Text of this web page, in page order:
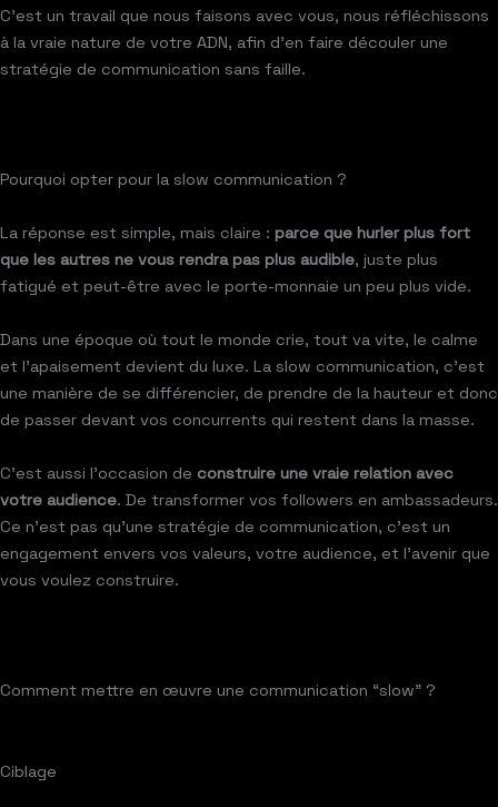
C’est un travail que nous faisons avec vous, nous réfléchissons
à la vraie nature de votre ADN, afin d’en faire découler une
stratégie de communication sans faille.
Pourquoi opter pour la slow communication ?
La réponse est simple, mais claire : parce que hurler plus fort
que les autres ne vous rendra pas plus audible, juste plus
fatigué et peut-être avec le porte-monnaie un peu plus vide.
Dans une époque où tout le monde crie, tout va vite, le calme
et l’apaisement devient du luxe. La slow communication, c’est
une manière de se différencier, de prendre de la hauteur et donc
de passer devant vos concurrents qui restent dans la masse.
C’est aussi l’occasion de construire une vraie relation avec
votre audience. De transformer vos followers en ambassadeurs.
Ce n’est pas qu’une stratégie de communication, c’est un
engagement envers vos valeurs, votre audience, et l’avenir que
vous voulez construire.
Comment mettre en œuvre une communication “slow” ?
Ciblage